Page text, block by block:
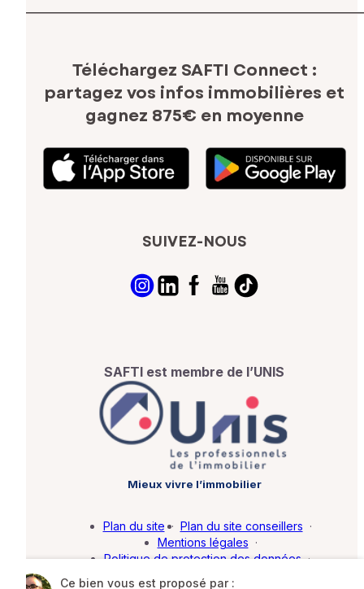
Ce bien vous est proposé par :
Téléchargez SAFTI Connect :
partagez vos infos immobilières et
gagnez 875€ en moyenne
SUIVEZ-NOUS
SAFTI est membre de l’UNIS
Mieux vivre l’immobilier
Plan du site · Plan du site conseillers ·
Mentions légales ·
Politique de protection des données ·